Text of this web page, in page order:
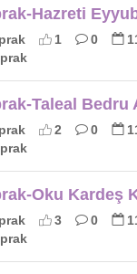
Hazreti
1 0
Taleal Bedru
2 0
Oku Kardeş
3 0